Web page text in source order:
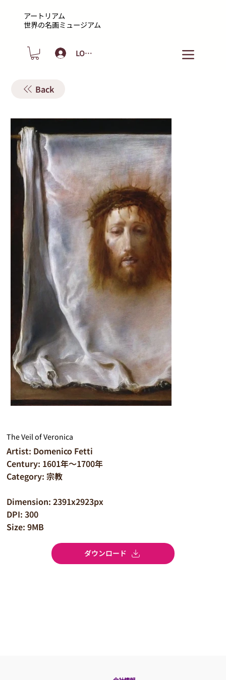
アートリアム
​世界の名画ミュージアム
LOGIN
Back
The Veil of Veronica
Artist: Domenico Fetti
Century: 1601年～1700年
Category: 宗教
Dimension: 2391x2923px
DPI: 300
Size: 9MB
ダウンロード